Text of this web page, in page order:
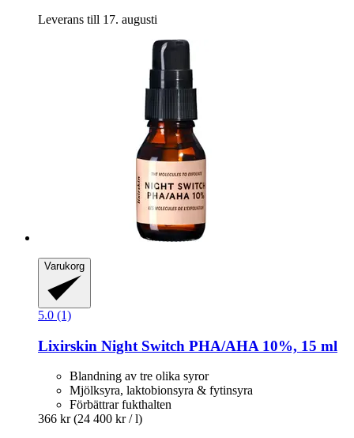
Leverans till 17. augusti
Varukorg
5.0 (1)
Lixirskin Night Switch PHA/AHA 10%, 15 ml
Blandning av tre olika syror
Mjölksyra, laktobionsyra & fytinsyra
Förbättrar fukthalten
366 kr (24 400 kr / l)